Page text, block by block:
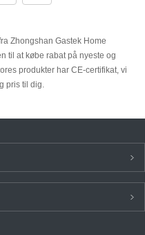
Zhongshan Gastek Home
til at købe rabat på nyeste og
produkter har CE-certifikat, vi
pris til dig.